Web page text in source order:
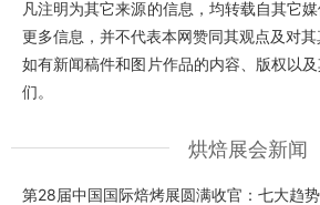
凡注明为其它来源的信息，均转载自其它
更多信息，并不代表本网赞同其观点及对其
如有新闻稿件和图片作品的内容、版权以
们。
烘焙展会新闻
第28届中国国际焙烤展圆满收官：七大趋